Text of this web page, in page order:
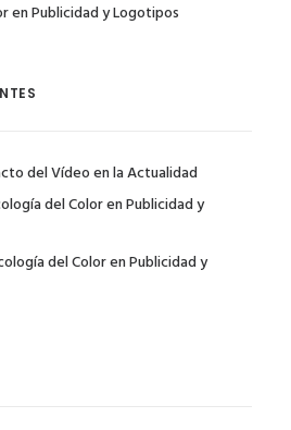
en Publicidad y Logotipos
del Vídeo en la Actualidad
del Color en Publicidad y
del Color en Publicidad y